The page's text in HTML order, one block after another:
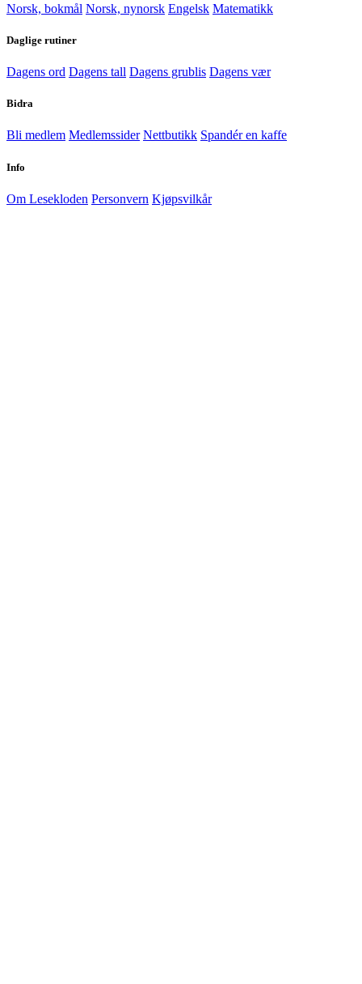
Norsk, bokmål Norsk, nynorsk Engelsk Matematikk
Daglige rutiner
Dagens ord Dagens tall Dagens grublis Dagens vær
Bidra
Bli medlem Medlemssider Nettbutikk Spandér en kaffe
Info
Om Lesekloden Personvern Kjøpsvilkår